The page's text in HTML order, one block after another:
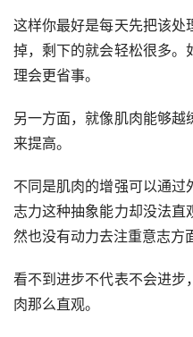
这样你最好是每天先把该处
掉，剩下的就会轻松很多。
理会更省事。
另一方面，就像肌肉能够越
来提高。
不同是肌肉的增强可以通过
志力这种抽象能力却没法直
然也没有动力去注重意志方
看不到进步不代表不会进步
肉那么直观。